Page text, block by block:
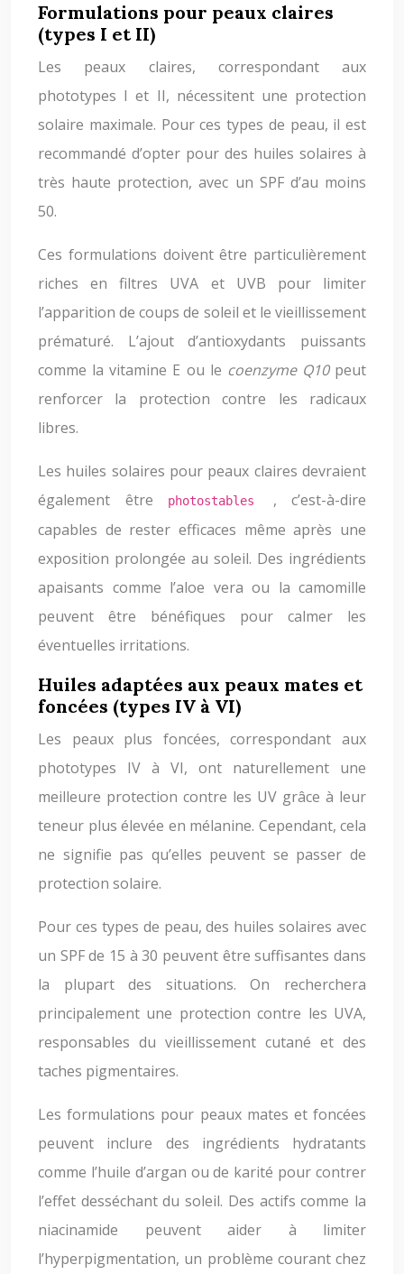
Formulations pour peaux claires
(types I et II)
Les peaux claires, correspondant aux
phototypes I et II, nécessitent une protection
solaire maximale. Pour ces types de peau, il est
recommandé d’opter pour des huiles solaires à
très haute protection, avec un SPF d’au moins
50.
Ces formulations doivent être particulièrement
riches en filtres UVA et UVB pour limiter
l’apparition de coups de soleil et le vieillissement
prématuré. L’ajout d’antioxydants puissants
comme la vitamine E ou le coenzyme Q10 peut
renforcer la protection contre les radicaux
libres.
Les huiles solaires pour peaux claires devraient
également être
photostables , c’est-à-dire
capables de rester efficaces même après une
exposition prolongée au soleil. Des ingrédients
apaisants comme l’aloe vera ou la camomille
peuvent être bénéfiques pour calmer les
éventuelles irritations.
Huiles adaptées aux peaux mates et
foncées (types IV à VI)
Les peaux plus foncées, correspondant aux
phototypes IV à VI, ont naturellement une
meilleure protection contre les UV grâce à leur
teneur plus élevée en mélanine. Cependant, cela
ne signifie pas qu’elles peuvent se passer de
protection solaire.
Pour ces types de peau, des huiles solaires avec
un SPF de 15 à 30 peuvent être suffisantes dans
la plupart des situations. On recherchera
principalement une protection contre les UVA,
responsables du vieillissement cutané et des
taches pigmentaires.
Les formulations pour peaux mates et foncées
peuvent inclure des ingrédients hydratants
comme l’huile d’argan ou de karité pour contrer
l’effet desséchant du soleil. Des actifs comme la
niacinamide peuvent aider à limiter
l’hyperpigmentation, un problème courant chez